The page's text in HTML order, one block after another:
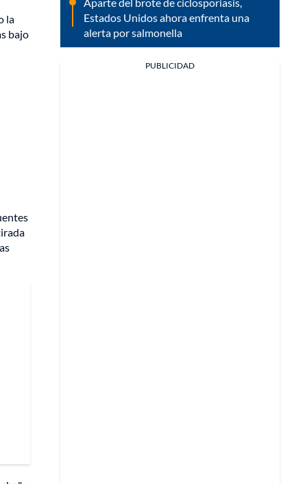
la
bajo
Estados Unidos ahora enfrenta una
alerta por salmonella
PUBLICIDAD